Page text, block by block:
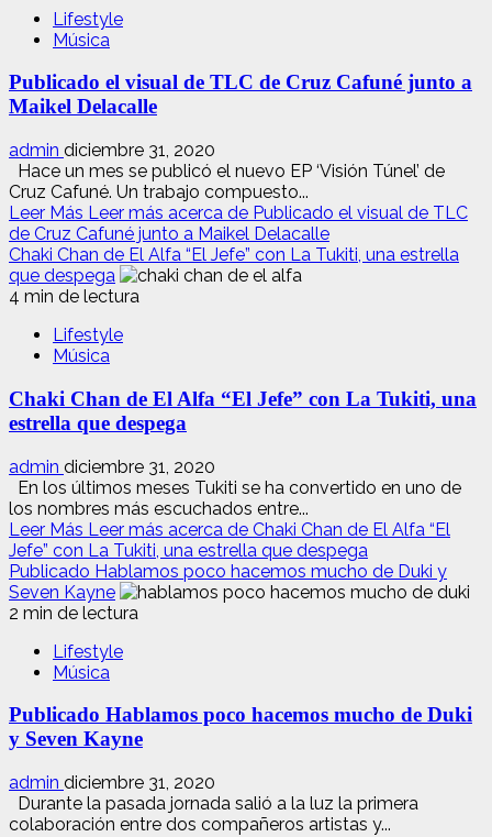
Lifestyle
Música
Publicado el visual de TLC de Cruz Cafuné junto a
Maikel Delacalle
admin diciembre 31, 2020
Hace un mes se publicó el nuevo EP ‘Visión Túnel’ de
Cruz Cafuné. Un trabajo compuesto...
Leer Más Leer más acerca de Publicado el visual de TLC
de Cruz Cafuné junto a Maikel Delacalle
Chaki Chan de El Alfa “El Jefe” con La Tukiti, una estrella
que despega
4 min de lectura
Lifestyle
Música
Chaki Chan de El Alfa “El Jefe” con La Tukiti, una
estrella que despega
admin diciembre 31, 2020
En los últimos meses Tukiti se ha convertido en uno de
los nombres más escuchados entre...
Leer Más Leer más acerca de Chaki Chan de El Alfa “El
Jefe” con La Tukiti, una estrella que despega
Publicado Hablamos poco hacemos mucho de Duki y
Seven Kayne
2 min de lectura
Lifestyle
Música
Publicado Hablamos poco hacemos mucho de Duki
y Seven Kayne
admin diciembre 31, 2020
Durante la pasada jornada salió a la luz la primera
colaboración entre dos compañeros artistas y...